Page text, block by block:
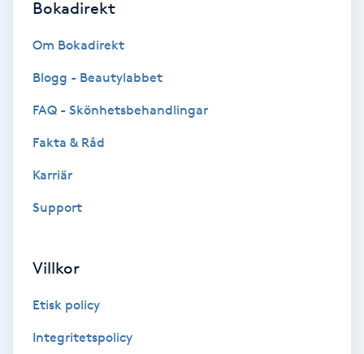
Fransförlängning Volym
Fransrengöring
Frekvensterapi
Funktionsanalys
Bokadirekt
Om Bokadirekt
Blogg - Beautylabbet
FAQ - Skönhetsbehandlingar
Fakta & Råd
Karriär
Support
Villkor
Etisk policy
Integritetspolicy